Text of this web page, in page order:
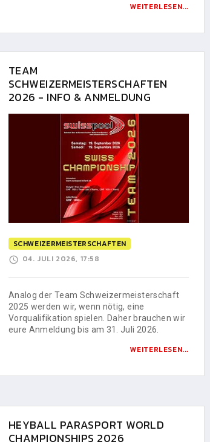
WEITERLESEN...
TEAM
SCHWEIZERMEISTERSCHAFTEN
2026 - INFO & ANMELDUNG
SCHWEIZERMEISTERSCHAFTEN
04. JULI 2026, 17:58
Analog der Team Schweizermeisterschaft
2025 werden wir, wenn nötig, eine
Vorqualifikation spielen. Daher brauchen wir
eure Anmeldung bis am 31. Juli 2026.
WEITERLESEN...
HEYBALL PARASPORT WORLD
CHAMPIONSHIPS 2026